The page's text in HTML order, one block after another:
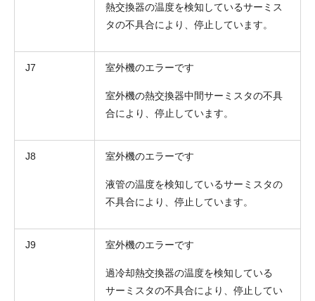
熱交換器の温度を検知しているサーミス
タの不具合により、停止しています。
J7 室外機のエラーです
室外機の熱交換器中間サーミスタの不具
合により、停止しています。
J8 室外機のエラーです
液管の温度を検知しているサーミスタの
不具合により、停止しています。
J9 室外機のエラーです
過冷却熱交換器の温度を検知している
サーミスタの不具合により、停止してい